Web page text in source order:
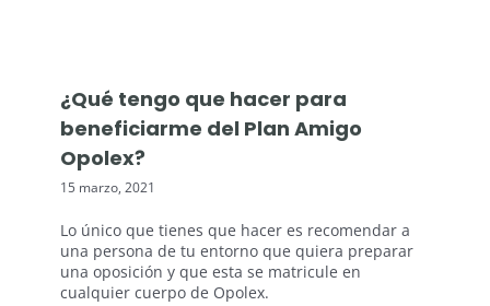
¿Qué tengo que hacer para
beneficiarme del Plan Amigo
Opolex?
15 marzo, 2021
Lo único que tienes que hacer es recomendar a
una persona de tu entorno que quiera preparar
una oposición y que esta se matricule en
cualquier cuerpo de Opolex.